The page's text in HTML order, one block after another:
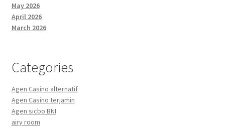
May 2026
April 2026
March 2026
Categories
Agen Casino alternatif
Agen Casino terjamin
Agen sicbo BNI
airy room